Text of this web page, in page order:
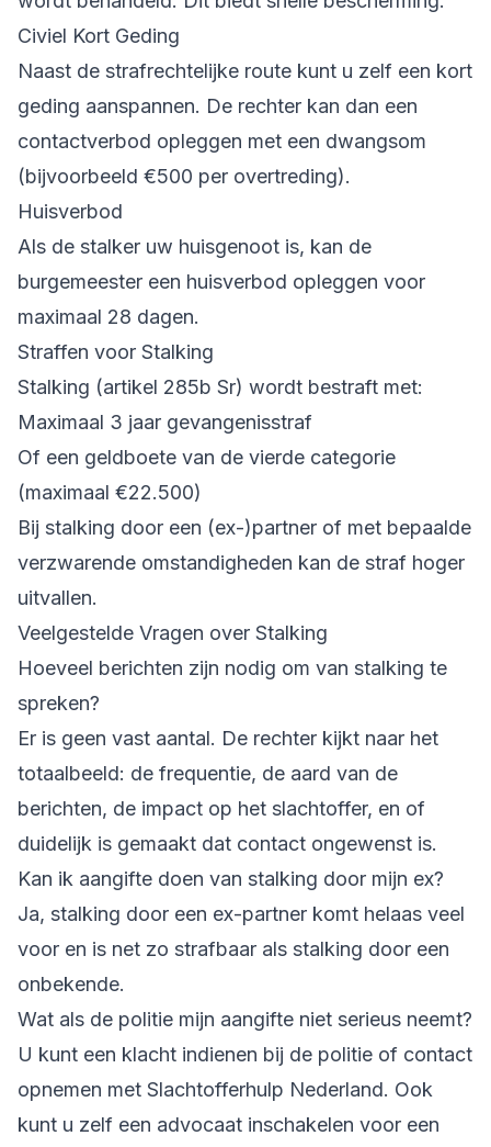
Civiel Kort Geding
Naast de strafrechtelijke route kunt u zelf een kort
geding aanspannen. De rechter kan dan een
contactverbod opleggen met een dwangsom
(bijvoorbeeld €500 per overtreding).
Huisverbod
Als de stalker uw huisgenoot is, kan de
burgemeester een huisverbod opleggen voor
maximaal 28 dagen.
Straffen voor Stalking
Stalking (artikel 285b Sr) wordt bestraft met:
Maximaal 3 jaar gevangenisstraf
Of een geldboete van de vierde categorie
(maximaal €22.500)
Bij stalking door een (ex-)partner of met bepaalde
verzwarende omstandigheden kan de straf hoger
uitvallen.
Veelgestelde Vragen over Stalking
Hoeveel berichten zijn nodig om van stalking te
spreken?
Er is geen vast aantal. De rechter kijkt naar het
totaalbeeld: de frequentie, de aard van de
berichten, de impact op het slachtoffer, en of
duidelijk is gemaakt dat contact ongewenst is.
Kan ik aangifte doen van stalking door mijn ex?
Ja, stalking door een ex-partner komt helaas veel
voor en is net zo strafbaar als stalking door een
onbekende.
Wat als de politie mijn aangifte niet serieus neemt?
U kunt een klacht indienen bij de politie of contact
opnemen met Slachtofferhulp Nederland. Ook
kunt u zelf een advocaat inschakelen voor een